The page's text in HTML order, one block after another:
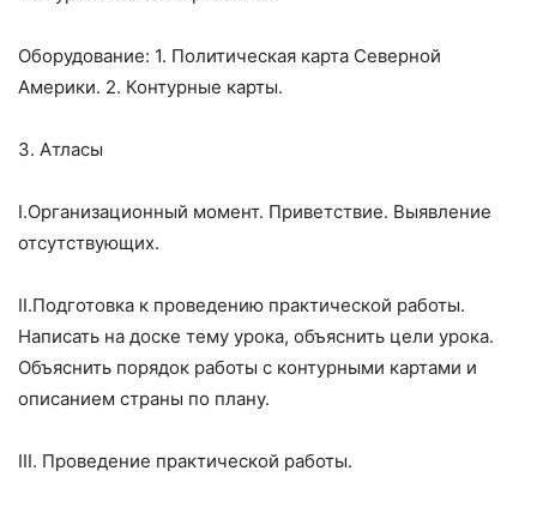
Оборудование: 1. Политическая карта Северной
Америки. 2. Контурные карты.
3. Атласы
I.Организационный момент. Приветствие. Выявление
отсутствующих.
II.Подготовка к проведению практической работы.
Написать на доске тему урока, объяснить цели урока.
Объяснить порядок работы с контурными картами и
описанием страны по плану.
III. Проведение практической работы.